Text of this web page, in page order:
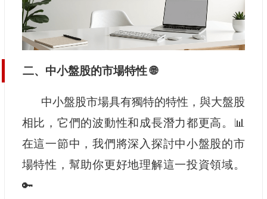
二、中小盤股的市場特性 🌐
中小盤股市場具有獨特的特性，與大盤股
相比，它們的波動性和成長潛力都更高。📊
在這一節中，我們將深入探討中小盤股的市
場特性，幫助你更好地理解這一投資領域。
🔑